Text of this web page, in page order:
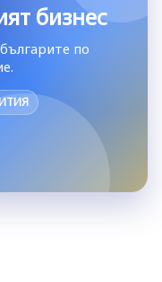
бизнес
по